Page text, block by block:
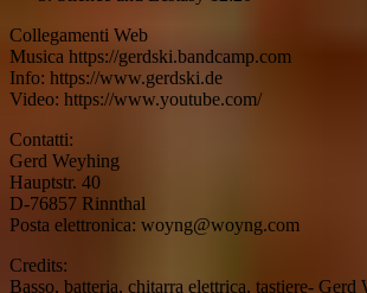
Collegamenti Web
Musica https://gerdski.bandcamp.com
Info: https://www.gerdski.de
Video: https://www.youtube.com/
Contatti:
Gerd Weyhing
Hauptstr. 40
D-76857 Rinnthal
Posta elettronica: woyng@woyng.com
Credits:
Basso, batteria, chitarra elettrica, tastiere- Gerd